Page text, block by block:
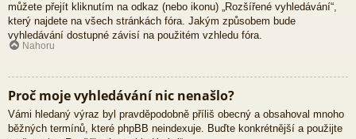
můžete přejít kliknutím na odkaz (nebo ikonu) „Rozšířené vyhledávání“,
který najdete na všech stránkách fóra. Jakým způsobem bude
vyhledávání dostupné závisí na použitém vzhledu fóra.
Nahoru
Proč moje vyhledávání nic nenašlo?
Vámi hledaný výraz byl pravděpodobně příliš obecný a obsahoval mnoho
běžných termínů, které phpBB neindexuje. Buďte konkrétnější a použijte